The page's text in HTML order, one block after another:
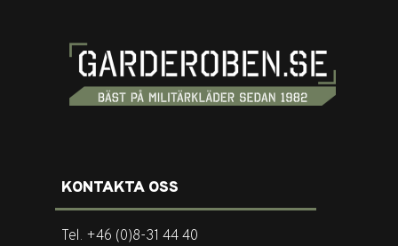
KONTAKTA OSS
Tel. +46 (0)8-31 44 40